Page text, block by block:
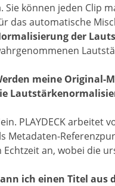
Sie können jeden Clip
das automatische
der
meine Original-
PLAYDECK arbeitet
Metadaten-
Echtzeit an, wobei die
ich einen Titel aus